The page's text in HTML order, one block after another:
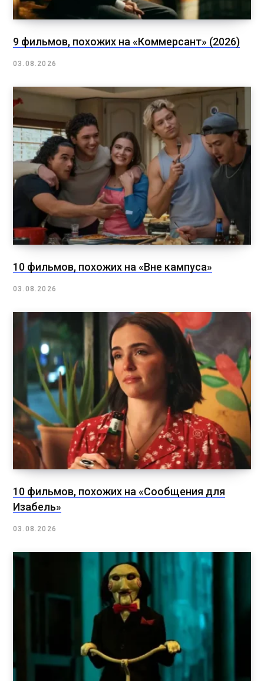
9 фильмов, похожих на «Коммерсант» (2026)
03.08.2026
10 фильмов, похожих на «Вне кампуса»
03.08.2026
10 фильмов, похожих на «Сообщения для
Изабель»
03.08.2026